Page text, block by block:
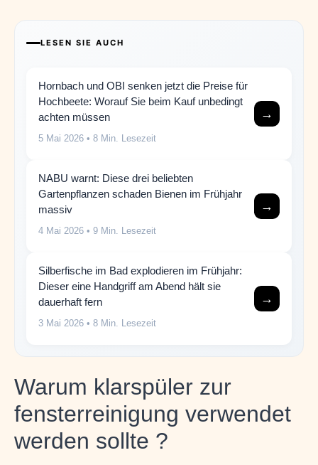
LESEN SIE AUCH
Hornbach und OBI senken jetzt die Preise für
Hochbeete: Worauf Sie beim Kauf unbedingt
achten müssen
5 Mai 2026 • 8 Min. Lesezeit
→
NABU warnt: Diese drei beliebten
Gartenpflanzen schaden Bienen im Frühjahr
massiv
4 Mai 2026 • 9 Min. Lesezeit
→
Silberfische im Bad explodieren im Frühjahr:
Dieser eine Handgriff am Abend hält sie
dauerhaft fern
3 Mai 2026 • 8 Min. Lesezeit
→
Warum klarspüler zur
fensterreinigung verwendet
werden sollte ?